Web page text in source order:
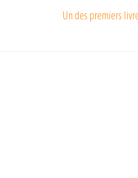
Un des premiers